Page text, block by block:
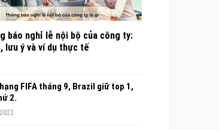
báo nghỉ lễ nội bộ của công ty:
lưu ý và ví dụ thực tế
FIFA tháng 9, Brazil giữ top 1,
2.